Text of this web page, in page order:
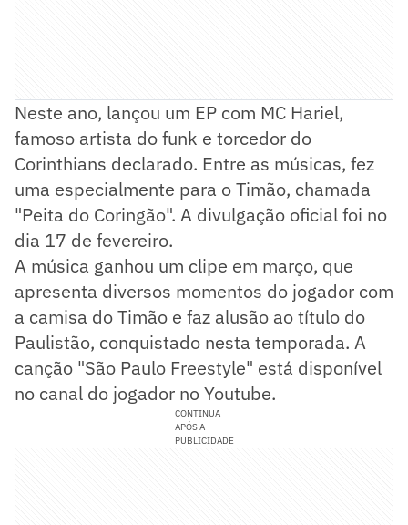
Neste ano, lançou um EP com MC Hariel,
famoso artista do funk e torcedor do
Corinthians declarado. Entre as músicas, fez
uma especialmente para o Timão, chamada
"Peita do Coringão". A divulgação oficial foi no
dia 17 de fevereiro.
A música ganhou um clipe em março, que
apresenta diversos momentos do jogador com
a camisa do Timão e faz alusão ao título do
Paulistão, conquistado nesta temporada. A
canção "São Paulo Freestyle" está disponível
no canal do jogador no Youtube.
CONTINUA
APÓS A
PUBLICIDADE